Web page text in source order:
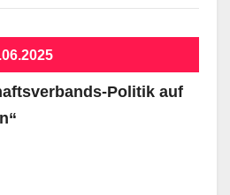
Politik auf